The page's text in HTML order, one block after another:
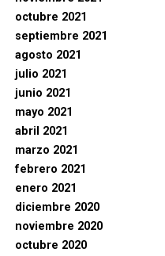
octubre 2021
septiembre 2021
agosto 2021
julio 2021
junio 2021
mayo 2021
abril 2021
marzo 2021
febrero 2021
enero 2021
diciembre 2020
noviembre 2020
octubre 2020